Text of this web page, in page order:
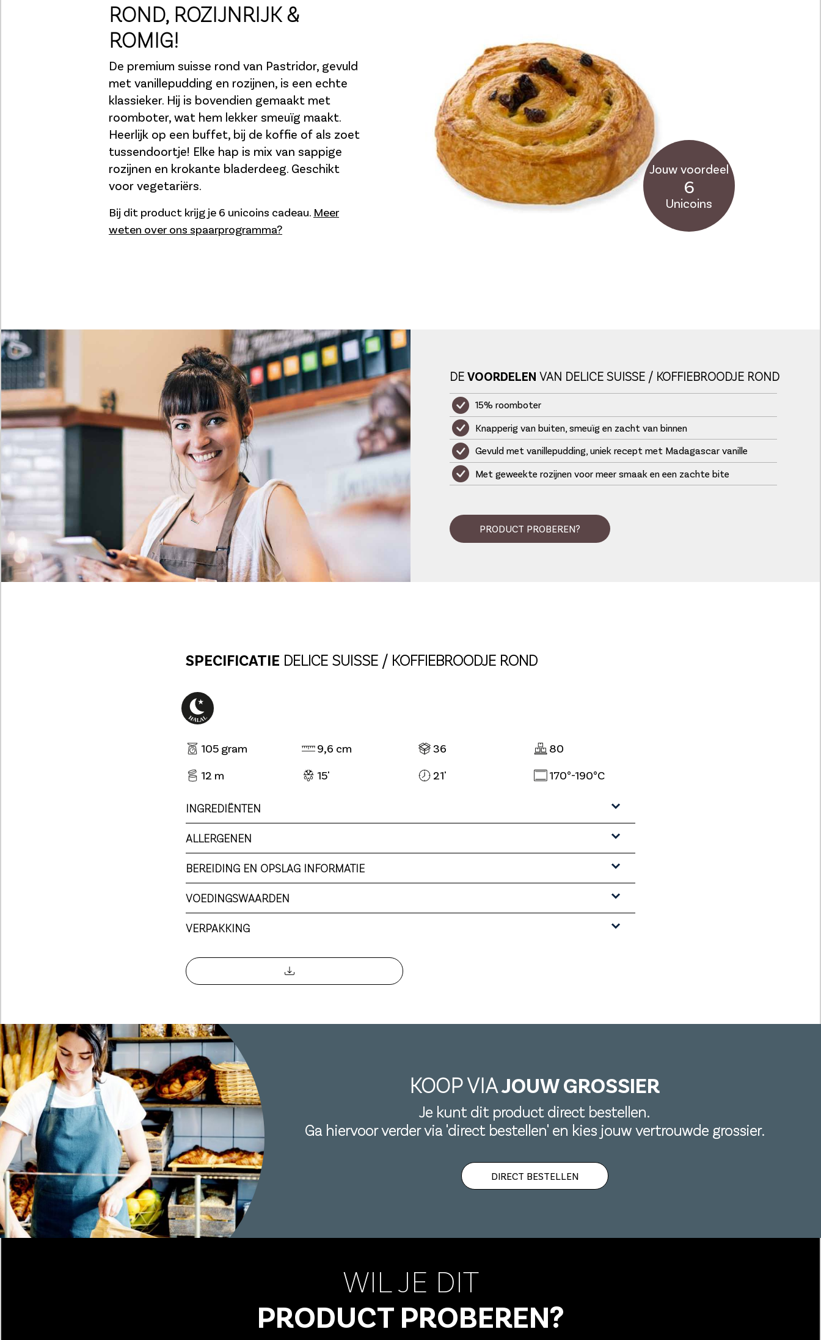
ROND, ROZIJNRIJK &
ROMIG!
De premium suisse rond van Pastridor, gevuld
met vanillepudding en rozijnen, is een echte
klassieker. Hij is bovendien gemaakt met
roomboter, wat hem lekker smeuïg maakt.
Heerlijk op een buffet, bij de koffie of als zoet
tussendoortje! Elke hap is mix van sappige
rozijnen en krokante bladerdeeg. Geschikt
voor vegetariërs.
Bij dit product krijg je 6 unicoins cadeau. Meer
weten over ons spaarprogramma?
Jouw voordeel
6
Unicoins
DE VOORDELEN VAN DELICE SUISSE / KOFFIEBROODJE ROND
15% roomboter
Knapperig van buiten, smeuïg en zacht van binnen
Gevuld met vanillepudding, uniek recept met Madagascar vanille
Met geweekte rozijnen voor meer smaak en een zachte bite
PRODUCT PROBEREN?
SPECIFICATIE DELICE SUISSE / KOFFIEBROODJE ROND
105 gram 9,6 cm 36
80
12 m
15' 21' 170°-190°C
INGREDIËNTEN
ALLERGENEN
BEREIDING EN OPSLAG INFORMATIE
VOEDINGSWAARDEN
VERPAKKING
KOOP VIAJOUW GROSSIER
Je kunt dit product direct bestellen.
Ga hiervoor verder via 'direct bestellen' en kies jouw vertrouwde grossier.
DIRECT BESTELLEN
WIL JE DIT
PRODUCT PROBEREN?